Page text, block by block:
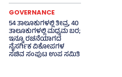
GOVERNANCE
54 ತಾಲೂಕುಗಳಲ್ಲಿ ತೀವ್ರ, 40
ತಾಲೂಕುಗಳಲ್ಲಿ ಮಧ್ಯಮ ಬರ;
ಇನ್ನೂ ರಚನೆಯಾಗದ
ನೈಸರ್ಗಿಕ ವಿಕೋಪಗಳ
ಸಚಿವ ಸಂಪುಟ ಉಪ ಸಮಿತಿ